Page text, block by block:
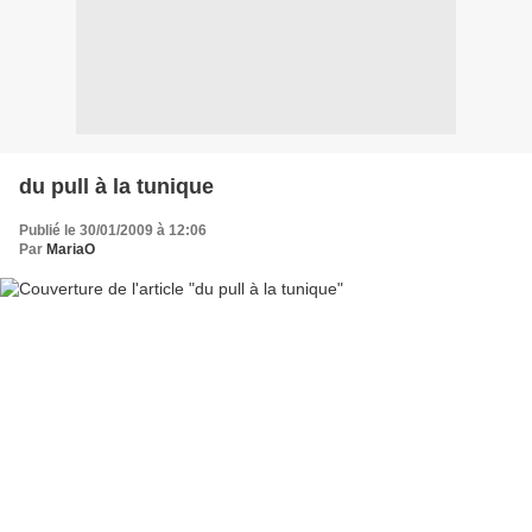
du pull à la tunique
Publié le 30/01/2009 à 12:06
Par MariaO